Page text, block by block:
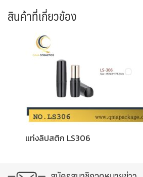
สินค้าที่เกี่ยวข้อง
แท่งลิปสติก LS306